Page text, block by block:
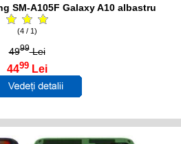
SM-A105F Galaxy A10 albastru
(4 / 1)
4999Lei
4499 Lei